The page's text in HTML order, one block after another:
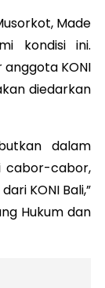
Made
kondisi ini.
KONI
diedarkan
dalam
cabor-cabor,
KONI Bali,”
Hukum dan